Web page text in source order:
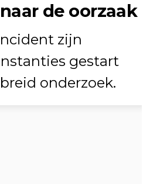
de oorzaak
zijn
gestart
onderzoek.